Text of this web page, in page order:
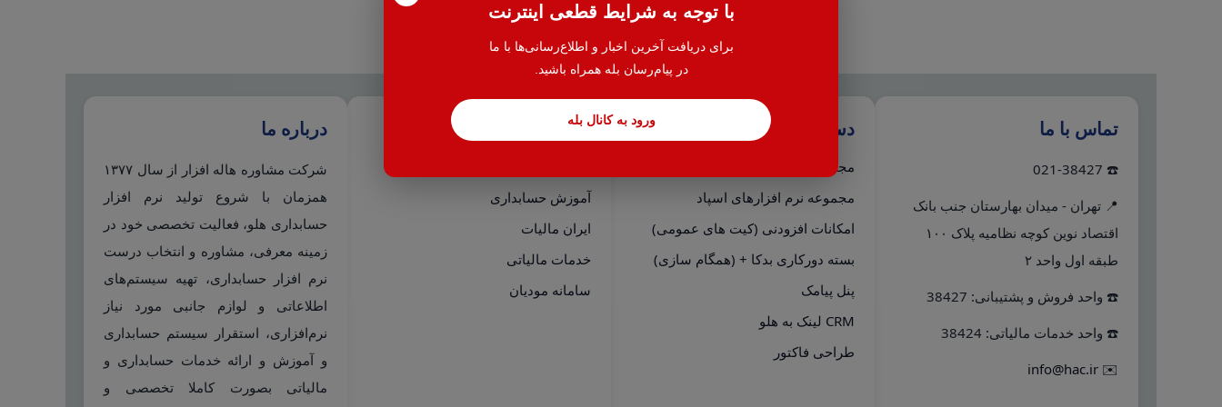
با توجه به شرایط قطعی اینترنت
برای دریافت آخرین اخبار و اطلاع‌رسانی‌ها با ما
در پیام‌رسان بله همراه باشید.
ورود به کانال بله تماس با ما
☎️ 021-38427
📍 تهران - میدان بهارستان جنب بانک
اقتصاد نوین کوچه نظامیه پلاک ۱۰۰
طبقه اول واحد ۲
☎️ واحد فروش و پشتیبانی: 38427
☎️ واحد خدمات مالیاتی: 38424
✉️
info@hac.ir
دسترسی سریع
مجموعه نرم افزارهای هلو
مجموعه نرم افزارهای اسپاد
امکانات افزودنی (کیت های عمومی)
بسته دورکاری بدکا + (همگام سازی)
پنل پیامک
CRM لینک به هلو
طراحی فاکتور
خدمات
آموزش حسابداری
ایران مالیات
خدمات مالیاتی
سامانه مودیان
درباره ما
شرکت مشاوره هاله افزار از سال ۱۳۷۷
همزمان با شروع تولید نرم افزار
حسابداری هلو، فعالیت تخصصی خود در
زمینه معرفی، مشاوره و انتخاب درست
نرم افزار حسابداری، تهیه سیستم‌های
اطلاعاتی و لوازم جانبی مورد نیاز
نرم‌افزاری، استقرار سیستم حسابداری
و آموزش و ارائه خدمات حسابداری و
مالیاتی بصورت کاملا تخصصی و